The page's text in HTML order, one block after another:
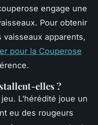
engage une
Pour obtenir
apparents,
pour la Couperose
elles ?
L’hérédité joue un
eu des rougeurs